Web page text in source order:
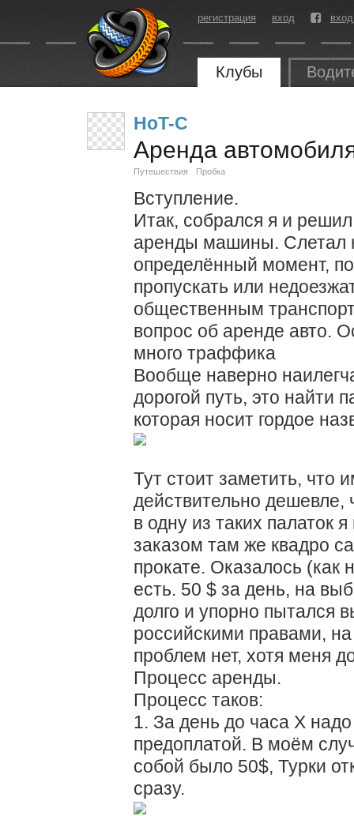
регистрация вход
Клубы
HoT-C
Аренда
Путешествия Пробка
Вступление.
Итак, собрался я и
аренды машины. Слетал
определённый момент,
пропускать или
общественным
вопрос об аренде авто.
много траффика
Вообще наверно
дорогой путь, это найти
которая носит гордое
Тут стоит заметить, что
действительно дешевле,
в одну из таких палаток
заказом там же квадро
прокате. Оказалось (как
есть. 50 $ за день, на
долго и упорно пытался
российскими правами, на
проблем нет, хотя меня
Процесс аренды.
Процесс таков:
1. За день до часа X
предоплатой. В моём
собой было 50$, Турки
сразу.